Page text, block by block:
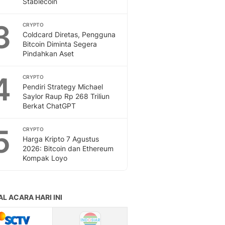
CRYPTO
Coldcard Diretas, Pengguna
Bitcoin Diminta Segera
Pindahkan Aset
CRYPTO
Pendiri Strategy Michael
Saylor Raup Rp 268 Triliun
Berkat ChatGPT
CRYPTO
Harga Kripto 7 Agustus
2026: Bitcoin dan Ethereum
Kompak Loyo